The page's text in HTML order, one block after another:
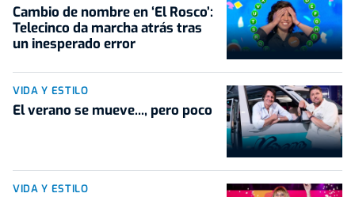
Cambio de nombre en ‘El Rosco’:
Telecinco da marcha atrás tras
un inesperado error
VIDA Y ESTILO
El verano se mueve..., pero poco
VIDA Y ESTILO